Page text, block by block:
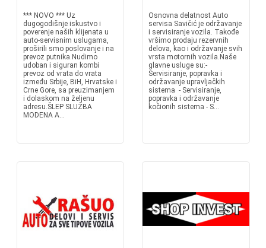
*** NOVO *** Uz
dugogodišnje iskustvo i
poverenje naših klijenata u
auto-servisnim uslugama,
proširili smo poslovanje i na
prevoz putnika.Nudimo
udoban i siguran kombi
prevoz od vrata do vrata
između Srbije, BiH, Hrvatske i
Crne Gore, sa preuzimanjem
i dolaskom na željenu
adresu.ŠLEP SLUŽBA
MODENA A...
Osnovna delatnost Auto
servisa Savičić je održavanje
i servisiranje vozila. Takođe
vršimo prodaju rezervnih
delova, kao i održavanje svih
vrsta motornih vozila.Naše
glavne usluge su:-
Servisiranje, popravka i
održavanje upravljačkih
sistema - Servisiranje,
popravka i održavanje
kočionih sistema - S...